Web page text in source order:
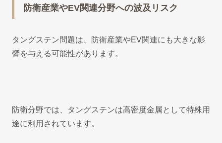
防衛産業やEV関連分野への波及リスク
タングステン問題は、防衛産業やEV関連にも大きな影
響を与える可能性があります。
防衛分野では、タングステンは高密度金属として特殊用
途に利用されています。